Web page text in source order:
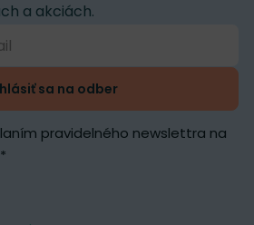
a akciách.
sa na odber
pravidelného newslettra na
*